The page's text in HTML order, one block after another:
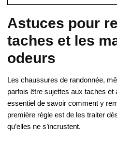
Astuces pour
taches et les
odeurs
Les chaussures de randonnée,
parfois être sujettes aux taches et
essentiel de savoir comment y
première règle est de les traiter
qu’elles ne s’incrustent.